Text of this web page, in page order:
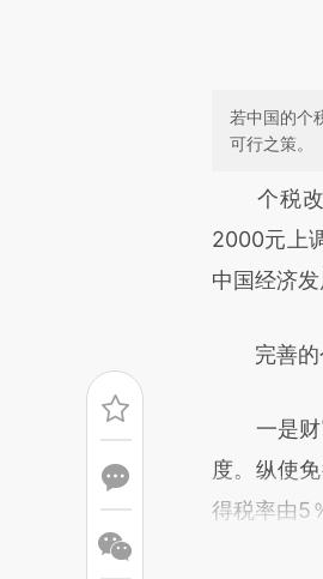
若中国的个
可行之策。
请务必
[https://
成，可能
个税改
2000元上
中国经济发
完善的个
一是财富
度。纵使
得税率由5